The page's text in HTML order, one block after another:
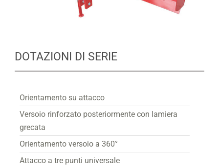
DOTAZIONI DI SERIE
Orientamento su attacco
Versoio rinforzato posteriormente con lamiera
grecata
Orientamento versoio a 360°
Attacco a tre punti universale